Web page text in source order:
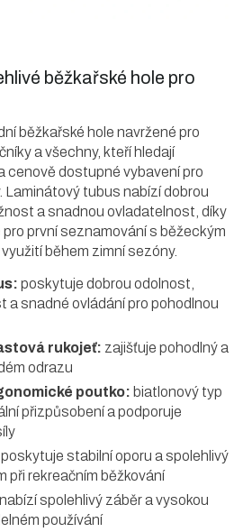
běžkařské hole pro
běžkařské hole navržené pro
a všechny, kteří hledají
cenově dostupné vybavení pro
Laminátový tubus nabízí dobrou
a snadnou ovladatelnost, díky
první seznamování s běžeckým
během zimní sezóny.
poskytuje dobrou odolnost,
a snadné ovládání pro pohodlnou
rukojeť: zajišťuje pohodlný a
odrazu
poutko: biatlonový typ
přizpůsobení a podporuje
poskytuje stabilní oporu a spolehlivý
při rekreačním běžkování
nabízí spolehlivý záběr a vysokou
používání